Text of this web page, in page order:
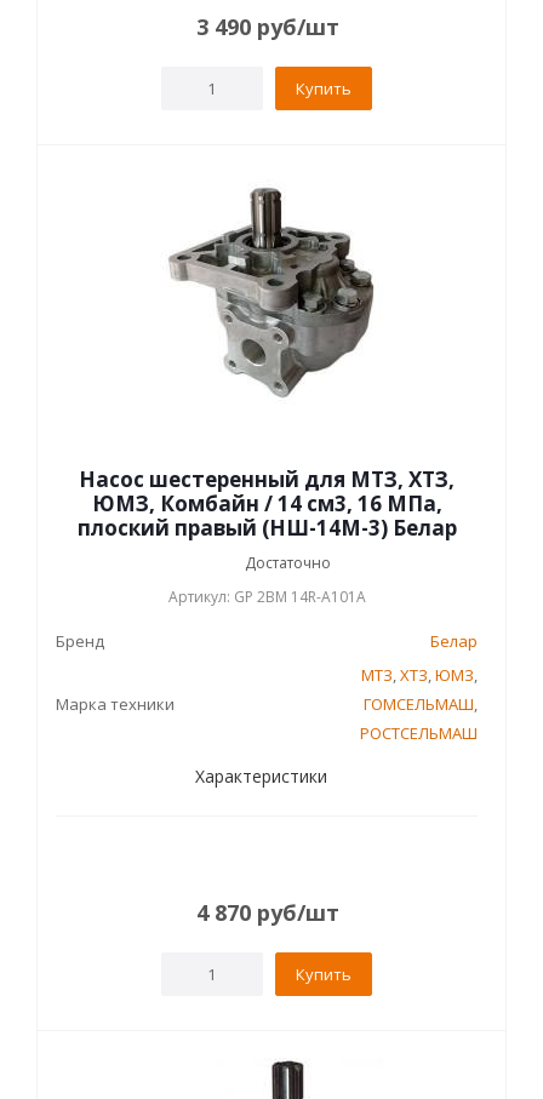
3 490руб/шт
Купить
Насос шестеренный для МТЗ, ХТЗ,
ЮМЗ, Комбайн / 14 см3, 16 МПа,
плоский правый (НШ-14М-3) Белар
Достаточно
Артикул: GP 2BM 14R-A101A
Бренд Белар
Марка техники
МТЗ,ХТЗ,ЮМЗ,
ГОМСЕЛЬМАШ,
РОСТСЕЛЬМАШ
Характеристики
4 870руб/шт
Купить